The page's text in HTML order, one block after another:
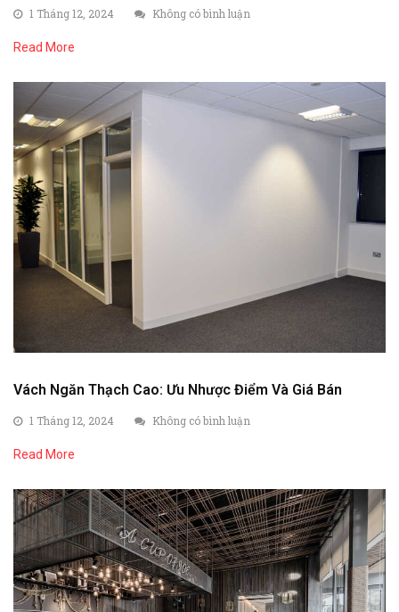
1 Tháng 12, 2024 Không có bình luận
Read More
Vách Ngăn Thạch Cao: Ưu Nhược Điểm Và Giá Bán
1 Tháng 12, 2024 Không có bình luận
Read More